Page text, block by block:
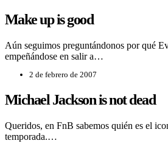
Make up is good
Aún seguimos preguntándonos por qué
empeñándose en salir a…
2 de febrero de 2007
Michael Jackson is not dead
Queridos, en FnB sabemos quién es el
temporada.…